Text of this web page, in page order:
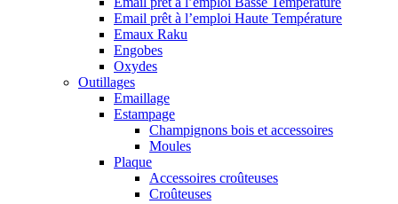
Email prêt à l’emploi Haute Température
Emaux Raku
Engobes
Oxydes
Outillages
Emaillage
Estampage
Champignons bois et accessoires
Moules
Plaque
Accessoires croûteuses
Croûteuses